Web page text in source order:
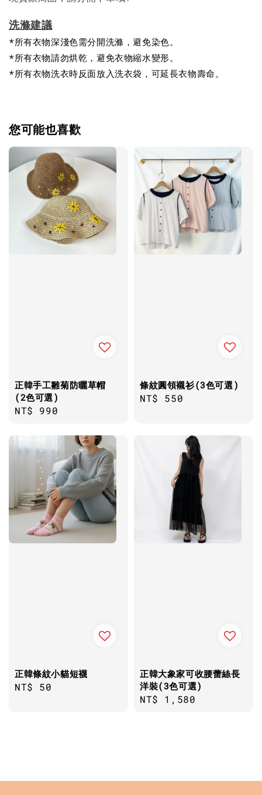
洗滌建議
*所有衣物深淺色需分開洗滌，避免染色。
*所有衣物請勿烘乾，避免衣物縮水變形。
*所有衣物洗衣時反面放入洗衣袋，可延長衣物壽命。
您可能也喜歡
正韓手工雛菊防曬草帽
(2色可選)
Regular
NT$ 990
條紋圓領襯衫(3色可選)
Regular
NT$ 550
正韓條紋小貓短襪
Regular
NT$ 50
正韓大象家可收腰蕾絲長
洋裝(3色可選)
Regular
NT$ 1,580